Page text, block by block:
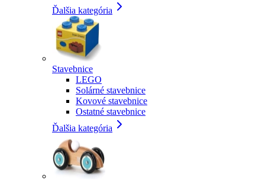
Ďalšia kategória
Stavebnice
LEGO
Solárné stavebnice
Kovové stavebnice
Ostatné stavebnice
Ďalšia kategória